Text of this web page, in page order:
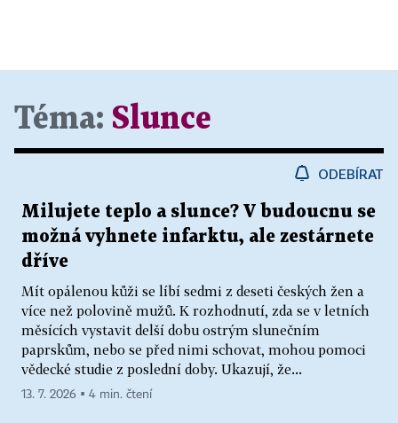
Téma: Slunce
ODEBÍRAT
Milujete teplo a slunce? V budoucnu se
možná vyhnete infarktu, ale zestárnete
dříve
Mít opálenou kůži se líbí sedmi z deseti českých žen a
více než polovině mužů. K rozhodnutí, zda se v letních
měsících vystavit delší dobu ostrým slunečním
paprskům, nebo se před nimi schovat, mohou pomoci
vědecké studie z poslední doby. Ukazují, že...
13. 7. 2026 ▪ 4 min. čtení